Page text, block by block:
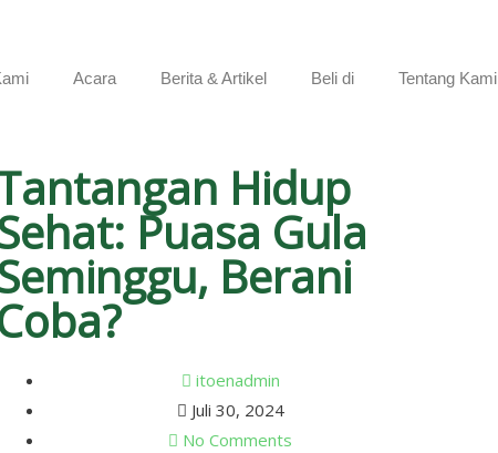
Acara Berita & Artikel Beli di Tentang Kami
Hidup
Puasa Gula
Berani
itoenadmin
Juli 30, 2024
No Comments